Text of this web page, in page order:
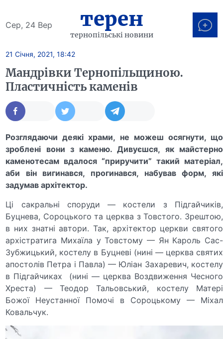
Сер, 24 Вер терен
тернопільські новини
21 Січня, 2021, 18:42
Мандрівки Тернопільщиною.
Пластичність каменів
Розглядаючи деякі храми, не можеш осягнути, що
зроблені вони з каменю. Дивуєшся, як майстерно
каменотесам вдалося “приручити” такий матеріал,
аби він вигинався, прогинався, набував форм, які
задумав архітектор.
Ці сакральні споруди — костели з Підгайчиків,
Буцнева, Сороцького та церква з Товстого. Зрештою,
в них знатні автори. Так, архітектор церкви святого
архістратига Михаїла у Товстому — Ян Кароль Сас-
Зубжицький, костелу в Буцневі (нині — церква святих
апостолів Петра і Павла) — Юліан Захаревич, костелу
в Підгайчиках (нині — церква Воздвиження Чесного
Хреста) — Теодор Тальовський, костелу Матері
Божої Неустанної Помочі в Сороцькому — Міхал
Ковальчук.